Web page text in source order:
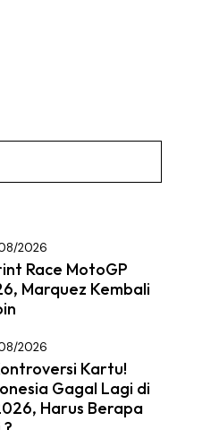
2026
Race MotoGP
Marquez Kembali
2026
Kartu!
Gagal Lagi di
Harus Berapa